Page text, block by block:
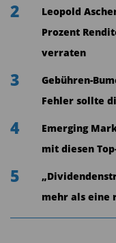
2
Leopold
Prozent
verraten
3
Gebühren-
Fehler sollte
4
Emerging
mit diesen
5
mehr als eine